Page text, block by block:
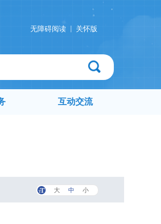
无障碍阅读 关怀版
互动交流
大 中 小